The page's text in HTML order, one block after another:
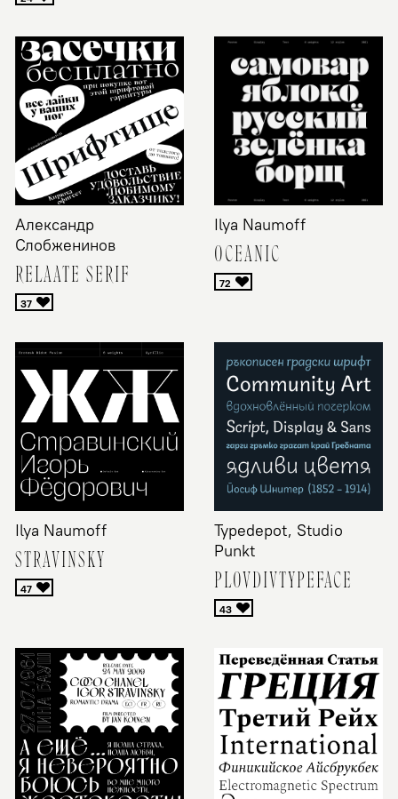
Александр
Слобженинов
RELAATE SERIF
Ilya Naumoff
OCEANIC
Ilya Naumoff
STRAVINSKY
Typedepot, Studio
Punkt
PLOVDIVTYPEFACE